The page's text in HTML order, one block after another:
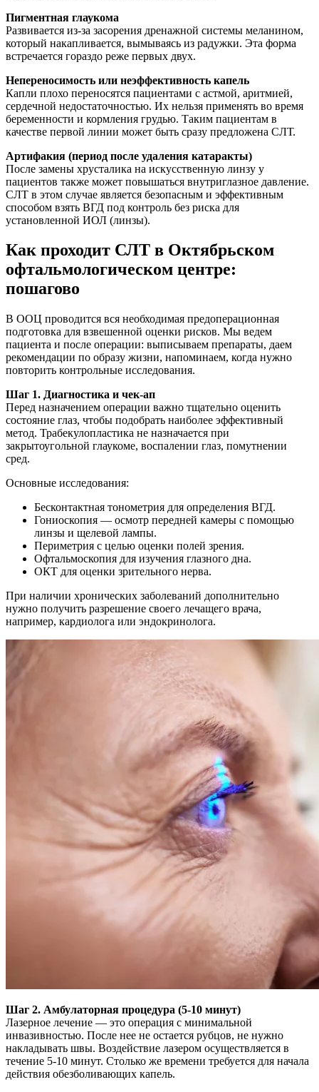
Пигментная глаукома
Развивается из-за засорения дренажной системы меланином,
который накапливается, вымываясь из радужки. Эта форма
встречается гораздо реже первых двух.
Непереносимость или неэффективность капель
Капли плохо переносятся пациентами с астмой, аритмией,
сердечной недостаточностью. Их нельзя применять во время
беременности и кормления грудью. Таким пациентам в
качестве первой линии может быть сразу предложена СЛТ.
Артифакия (период после удаления катаракты)
После замены хрусталика на искусственную линзу у
пациентов также может повышаться внутриглазное давление.
СЛТ в этом случае является безопасным и эффективным
способом взять ВГД под контроль без риска для
установленной ИОЛ (линзы).
Как проходит СЛТ в Октябрьском
офтальмологическом центре:
пошагово
В ООЦ проводится вся необходимая предоперационная
подготовка для взвешенной оценки рисков. Мы ведем
пациента и после операции: выписываем препараты, даем
рекомендации по образу жизни, напоминаем, когда нужно
повторить контрольные исследования.
Шаг 1. Диагностика и чек-ап
Перед назначением операции важно тщательно оценить
состояние глаз, чтобы подобрать наиболее эффективный
метод. Трабекулопластика не назначается при
закрытоугольной глаукоме, воспалении глаз, помутнении
сред.
Основные исследования:
Бесконтактная тонометрия для определения ВГД.
Гониоскопия — осмотр передней камеры с помощью
линзы и щелевой лампы.
Периметрия с целью оценки полей зрения.
Офтальмоскопия для изучения глазного дна.
ОКТ для оценки зрительного нерва.
При наличии хронических заболеваний дополнительно
нужно получить разрешение своего лечащего врача,
например, кардиолога или эндокринолога.
Шаг 2. Амбулаторная процедура (5-10 минут)
Лазерное лечение — это операция с минимальной
инвазивностью. После нее не остается рубцов, не нужно
накладывать швы. Воздействие лазером осуществляется в
течение 5-10 минут. Столько же времени требуется для начала
действия обезболивающих капель.